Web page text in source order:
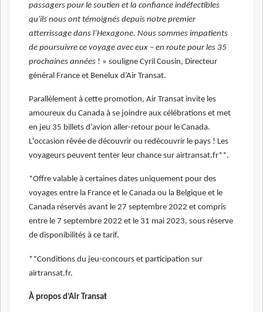
passagers pour le soutien et la confiance indéfectibles
qu'ils nous ont témoignés depuis notre premier
atterrissage dans l’Hexagone. Nous sommes impatients
de poursuivre ce voyage avec eux – en route pour les 35
prochaines années ! » souligne Cyril Cousin, Directeur
général France et Benelux d’Air Transat.
Parallèlement à cette promotion, Air Transat invite les
amoureux du Canada à se joindre aux célébrations et met
en jeu 35 billets d’avion aller-retour pour le Canada.
L'occasion rêvée de découvrir ou redécouvrir le pays ! Les
voyageurs peuvent tenter leur chance sur airtransat.fr**.
*Offre valable à certaines dates uniquement pour des
voyages entre la France et le Canada ou la Belgique et le
Canada réservés avant le 27 septembre 2022 et compris
entre le 7 septembre 2022 et le 31 mai 2023, sous réserve
de disponibilités à ce tarif.
**Conditions du jeu-concours et participation sur
airtransat.fr.
À propos d’Air Transat